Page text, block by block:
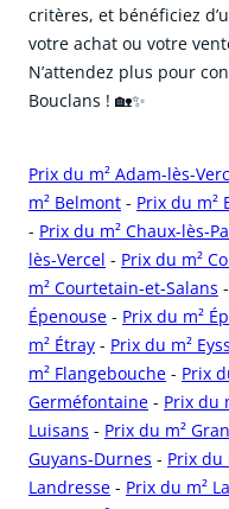
critères, et bénéficiez
votre achat ou votre
N’attendez plus pour
Bouclans ! 🏡✨
Prix du m² Adam-lès-
m² Belmont - Prix du m²
- Prix du m² Chaux-lès-
lès-Vercel - Prix du m²
m² Courtetain-et-Salans -
Épenouse - Prix du m²
m² Étray - Prix du m²
m² Flangebouche - Prix
Germéfontaine - Prix du
Luisans - Prix du m²
Guyans-Durnes - Prix du
Landresse - Prix du m²